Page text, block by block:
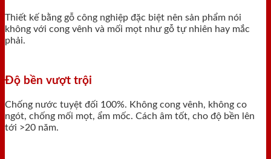
Thiết kế bằng gỗ công nghiệp đặc biệt nên sản phẩm nói
không với cong vênh và mối mọt như gỗ tự nhiên hay mắc
phải.
Độ bền vượt trội
Chống nước tuyệt đối 100%. Không cong vênh, không co
ngót, chống mối mọt, ẩm mốc. Cách âm tốt, cho độ bền lên
tới >20 năm.